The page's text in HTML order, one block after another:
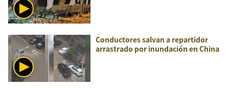
Conductores salvan a repartidor
arrastrado por inundación en China